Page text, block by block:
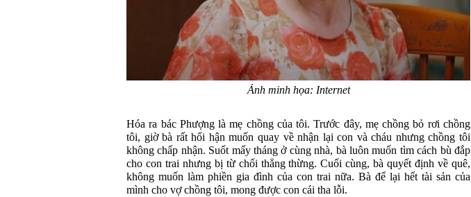
Ảnh minh họa: Internet
Hóa ra bác Phượng là mẹ chồng của tôi. Trước đây, mẹ chồng bỏ rơi chồng
tôi, giờ bà rất hối hận muốn quay về nhận lại con và cháu nhưng chồng tôi
không chấp nhận. Suốt mấy tháng ở cùng nhà, bà luôn muốn tìm cách bù đắp
cho con trai nhưng bị từ chối thẳng thừng. Cuối cùng, bà quyết định về quê,
không muốn làm phiền gia đình của con trai nữa. Bà để lại hết tài sản của
mình cho vợ chồng tôi, mong được con cái tha lỗi.